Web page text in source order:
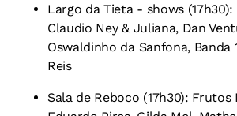
Largo da Tieta - shows
Claudio Ney & Juliana, Dan
Oswaldinho da Sanfona, Banda
Reis
Sala de Reboco (17h30):